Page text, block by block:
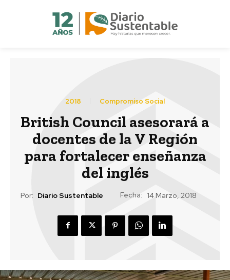
2018 Compromiso Social
British Council asesorará a
docentes de la V Región
para fortalecer enseñanza
del inglés
Por: Diario Sustentable Fecha: 14 Marzo, 2018